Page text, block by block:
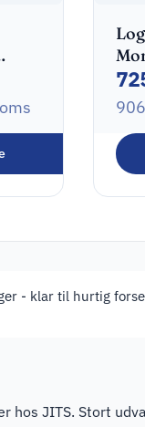
- klar til hurtig
hos JITS. Stort